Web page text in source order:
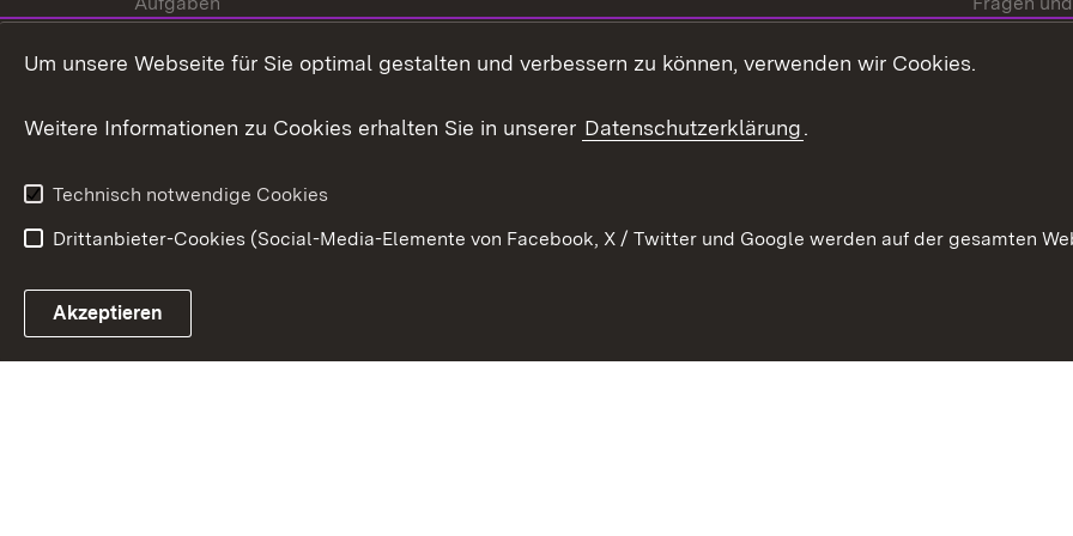
Internationale
Link zum Landesportal
Um unsere Webseite für Sie optimal gestalten und verbessern zu können, verwenden wir Cookies.
Weitere Informationen zu Cookies erhalten Sie in unserer Datenschutzerklärung.
Technisch notwendige Cookies
Drittanbieter-Cookies (Social-Media-Elemente von Facebook, X / Twitter und Google werden auf der gesamten
Akzeptieren